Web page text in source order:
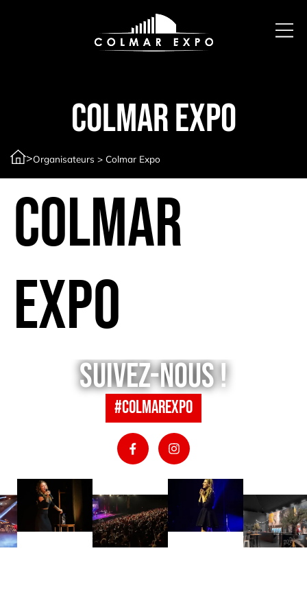
Colmar Expo
>Organisateurs >Colmar Expo
Colmar
Expo
Suivez-nous !
#colmarexpo